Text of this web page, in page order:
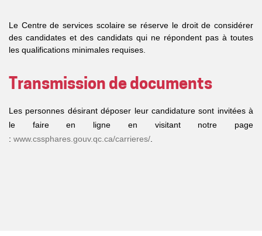
Le Centre de services scolaire se réserve le droit de considérer
des candidates et des candidats qui ne répondent pas à toutes
les qualifications minimales requises.
Transmission de documents
Les personnes désirant déposer leur candidature sont invitées à
le faire en ligne en visitant notre page
: www.cssphares.gouv.qc.ca/carrieres/